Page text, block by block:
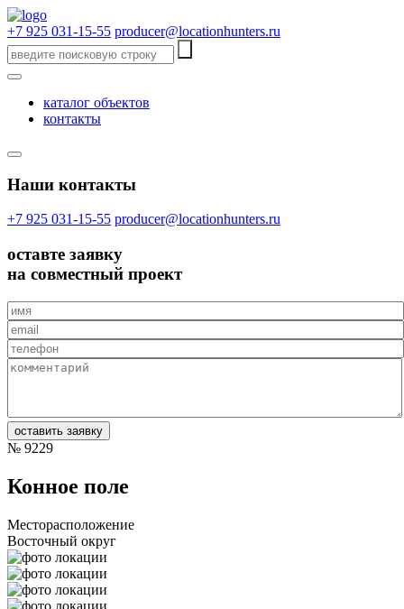
+7 925 031-15-55 producer@locationhunters.ru
каталог объектов
контакты
Наши контакты
+7 925 031-15-55 producer@locationhunters.ru
оставте заявку
на совместный проект
№ 9229
Конное поле
Месторасположение
Восточный округ